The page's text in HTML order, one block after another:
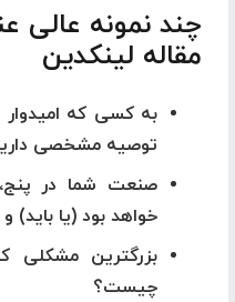
چند نمونه عالی
مقاله لینکدین
به کسی که
توصیه مشخصی
خواهد بود (یا باید)
بزرگترین
چیست؟